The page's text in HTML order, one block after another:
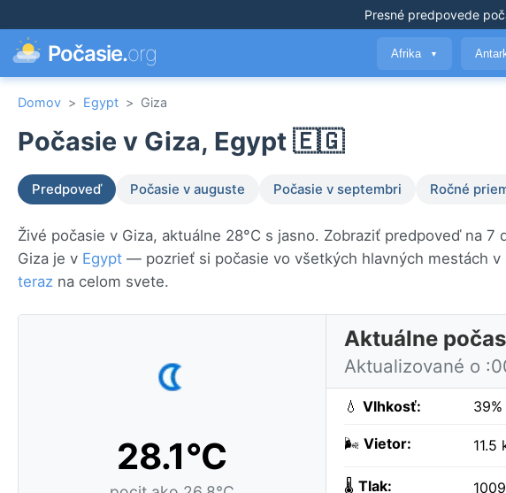
Presné predpovede
Počasie.org Afrika ▼
Domov > Egypt > Giza
Počasie v Giza, Egypt 🇪🇬
Predpoveď Počasie v auguste Počasie v septembri Ročné
Živé počasie v Giza, aktuálne 28°C s jasno. Zobraziť predpoveď na
Giza je v Egypt — pozrieť si počasie vo všetkých hlavných mestách v
teraz na celom svete.
28.1°C
Aktuálne
Aktualizované o
💧 Vlhkosť: 39%
🌬️ Vietor: 11.5
🌡️ Tlak: